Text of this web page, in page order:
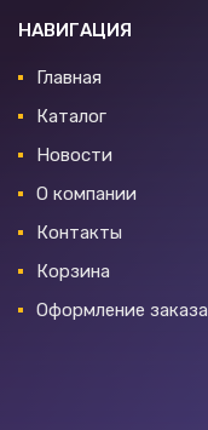
НАВИГАЦИЯ
Главная
Каталог
Новости
О компании
Контакты
Корзина
Оформление заказа